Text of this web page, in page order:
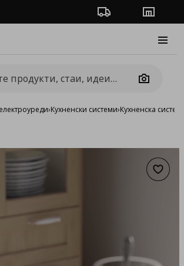
Проследяване на
Camera
›Кухненски системи›Кухненска